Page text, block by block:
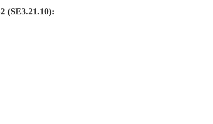
(SE3.21.10):